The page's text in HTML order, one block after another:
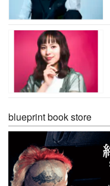
blueprint book store